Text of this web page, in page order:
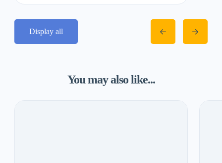
Display all
You may also like...